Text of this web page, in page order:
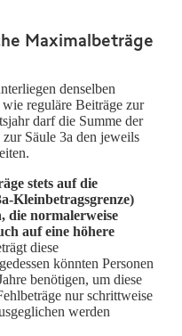
Maximalbeträge
denselben
reguläre Beiträge zur
darf die Summe der
Säule 3a den jeweils
stets auf die
Kleinbetragsgrenze)
die normalerweise
auf eine höhere
diese
könnten Personen
benötigen, um diese
nur schrittweise
werden